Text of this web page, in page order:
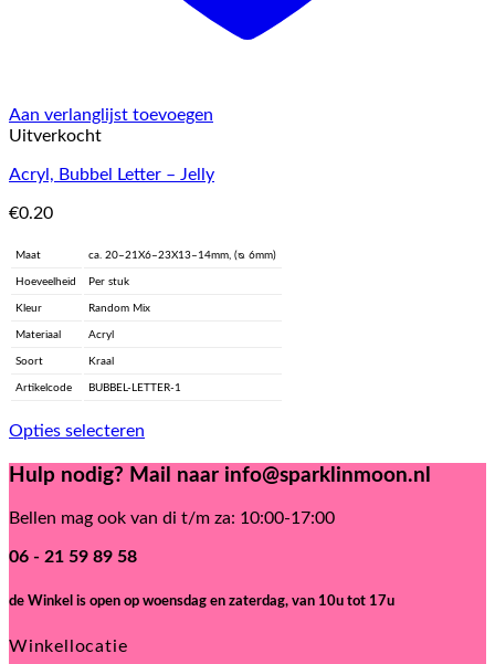
Aan verlanglijst toevoegen
Uitverkocht
Acryl, Bubbel Letter – Jelly
€0.20
Maat ca. 20–21X6–23X13–14mm, (ᴓ 6mm)
Hoeveelheid Per stuk
Kleur Random Mix
Materiaal Acryl
Soort Kraal
Artikelcode BUBBEL-LETTER-1
Opties selecteren
product
meerdere
Deze
kan
worden
Hulp nodig? Mail naar info@sparklinmoon.nl
Bellen mag ook van di t/m za: 10:00-17:00
06 - 21 59 89 58
de Winkel is open op woensdag en zaterdag, van 10u tot 17u
Winkellocatie